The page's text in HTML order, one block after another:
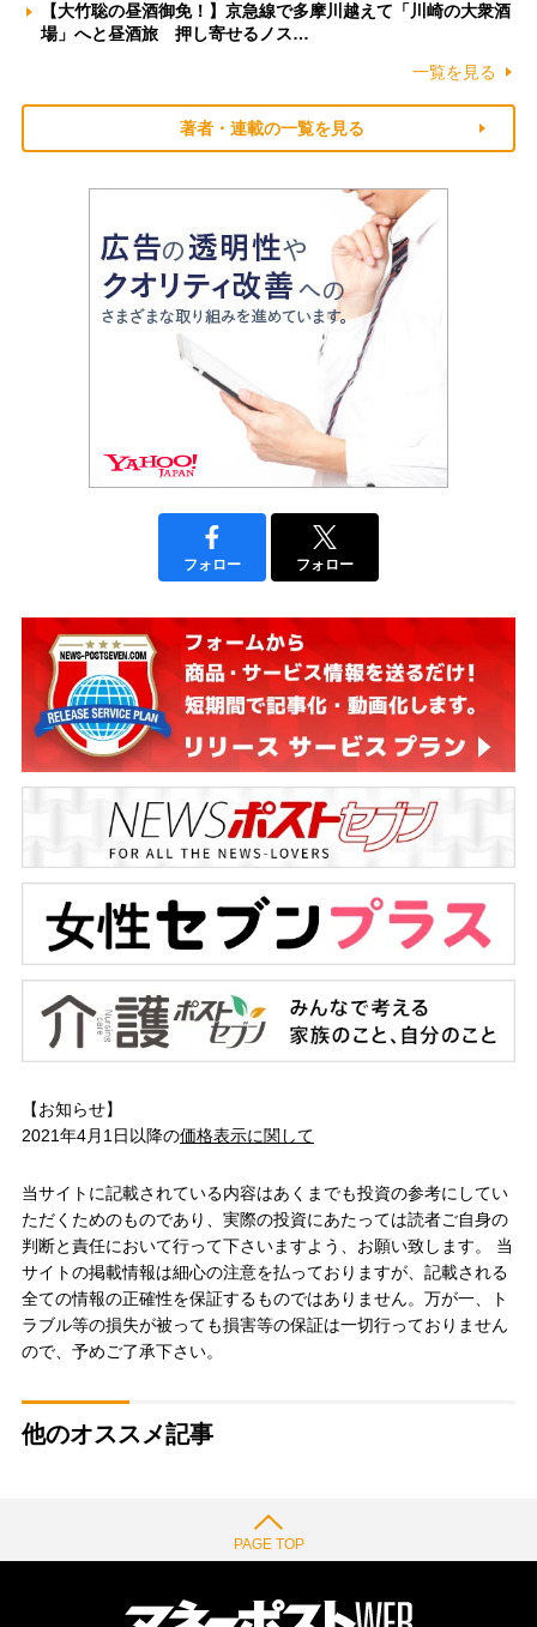
【大竹聡の昼酒御免！】京急線で多摩川越えて「川崎の大衆酒
場」へと昼酒旅 押し寄せるノス…
一覧を見る
著者・連載の一覧を見る
フォロー フォロー
【お知らせ】
2021年4月1日以降の価格表示に関して
当サイトに記載されている内容はあくまでも投資の参考にしてい
ただくためのものであり、実際の投資にあたっては読者ご自身の
判断と責任において行って下さいますよう、お願い致します。 当
サイトの掲載情報は細心の注意を払っておりますが、記載される
全ての情報の正確性を保証するものではありません。万が一、ト
ラブル等の損失が被っても損害等の保証は一切行っておりません
ので、予めご了承下さい。
他のオススメ記事
PAGE TOP